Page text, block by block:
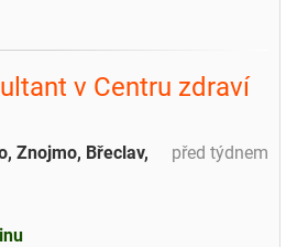
v Centru zdraví
před týdnem
Znojmo, Břeclav,